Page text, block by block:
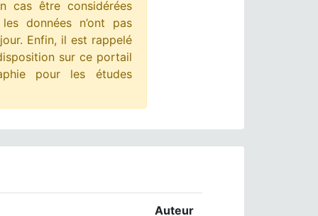
cas être considérées
données n’ont pas
Enfin, il est rappelé
sur ce portail
pour les études
Auteur